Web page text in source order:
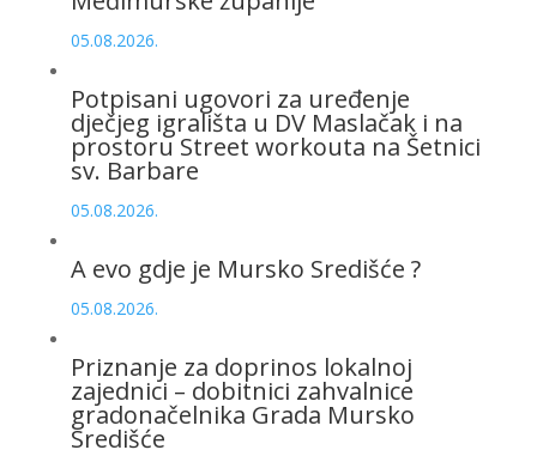
05.08.2026.
Potpisani ugovori za uređenje
dječjeg igrališta u DV Maslačak i na
prostoru Street workouta na Šetnici
sv. Barbare
05.08.2026.
A evo gdje je Mursko Središće ?
05.08.2026.
Priznanje za doprinos lokalnoj
zajednici – dobitnici zahvalnice
gradonačelnika Grada Mursko
Središće